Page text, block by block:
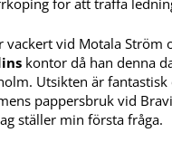
för att träffa
vid Motala Ström
kontor då han denna
Utsikten är
pappersbruk vid
ställer min första fråga.